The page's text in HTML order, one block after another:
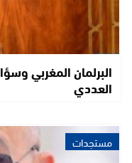
البرلمان المغربي
العددي
مستجدات